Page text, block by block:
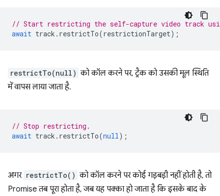
// Start restricting the self-capture video track
await track . restrictTo(restrictionTarget);
restrictTo(null) को कॉल करने पर, ट्रैक को उसकी मूल स्थिति
में वापस लाया जाता है.
// Stop restricting.
await track . restrictTo(null );
अगर restrictTo() को कॉल करने पर कोई गड़बड़ी नहीं होती है, तो
Promise तब पूरा होता है, जब यह पक्का हो जाता है कि इसके बाद के